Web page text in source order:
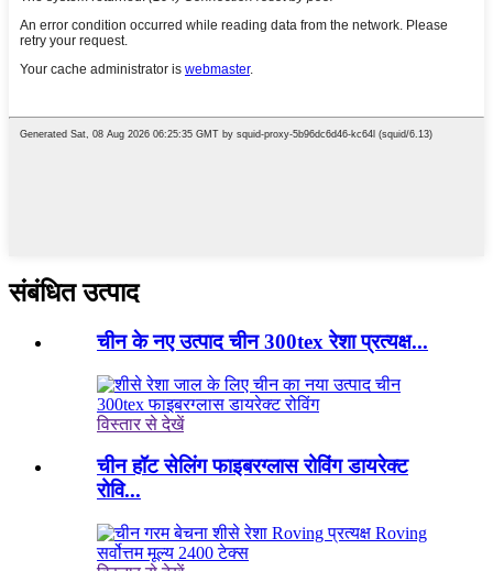
संबंधित उत्पाद
चीन के नए उत्पाद चीन 300tex रेशा प्रत्यक्ष...
विस्तार से देखें
चीन हॉट सेलिंग फाइबरग्लास रोविंग डायरेक्ट
रोवि...